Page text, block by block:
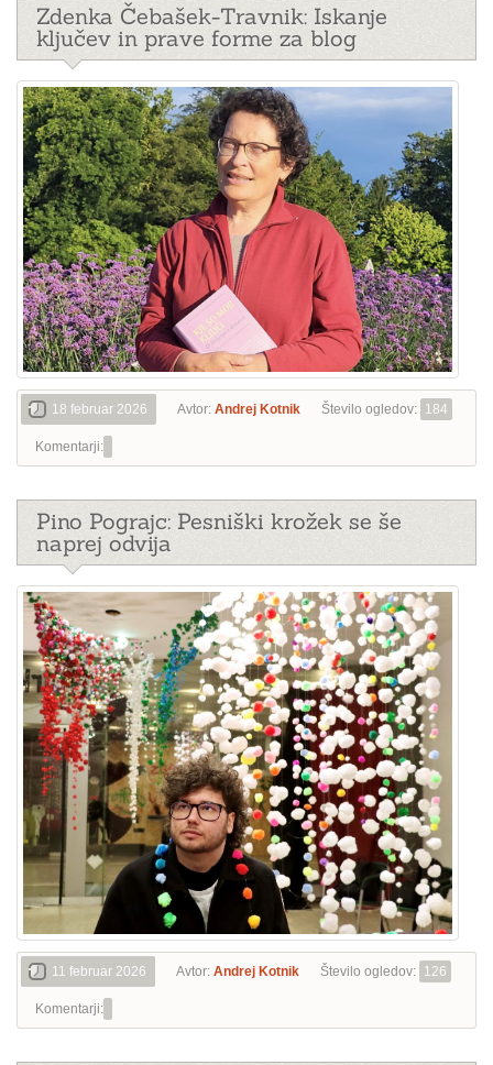
Zdenka Čebašek-Travnik: Iskanje
ključev in prave forme za blog
18 februar 2026 Avtor: Andrej Kotnik Število ogledov: 184
Komentarji:
Pino Pograjc: Pesniški krožek se še
naprej odvija
11 februar 2026 Avtor: Andrej Kotnik Število ogledov: 126
Komentarji: